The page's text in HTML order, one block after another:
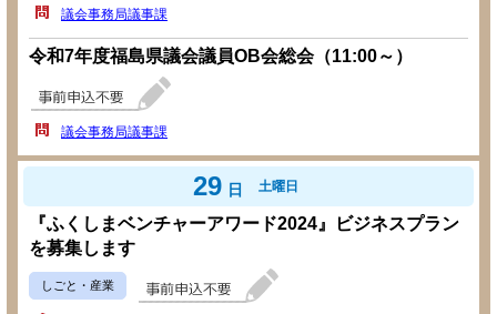
議会事務局議事課
令和7年度福島県議会議員OB会総会（11:00～）
議会事務局議事課
29 日 土曜日
『ふくしまベンチャーアワード2024』ビジネスプラン
を募集します
しごと・産業